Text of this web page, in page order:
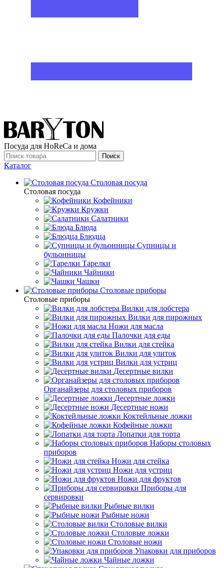
Посуда для HoReCa и дома
Поиск
Каталог
Столовая посуда
Столовая посуда
Кофейники
Кружки
Салатники
Блюда
Блюдца
Супницы и
бульонницы
Тарелки
Чайники
Чашки
Cтоловые приборы
Cтоловые приборы
Вилки для лобстера
Вилки для пирожных
Ножи для масла
Палочки для еды
Вилки для стейка
Вилки для улиток
Вилки для устриц
Десертные вилки
Органайзеры для столовых приборов
Десертные ложки
Десертные ножи
Коктейльные ложки
Кофейные ложки
Лопатки для торта
Наборы столовых
приборов
Ножи для стейка
Ножи для устриц
Ножи для фруктов
Приборы для
сервировки
Рыбные вилки
Рыбные ножи
Столовые вилки
Столовые ложки
Столовые ножи
Упаковки для приборов
Чайные ложки